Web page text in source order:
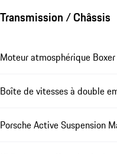
Transmission / Châssis
Moteur atmosphérique
Boîte de vitesses à double
Porsche Active Suspension